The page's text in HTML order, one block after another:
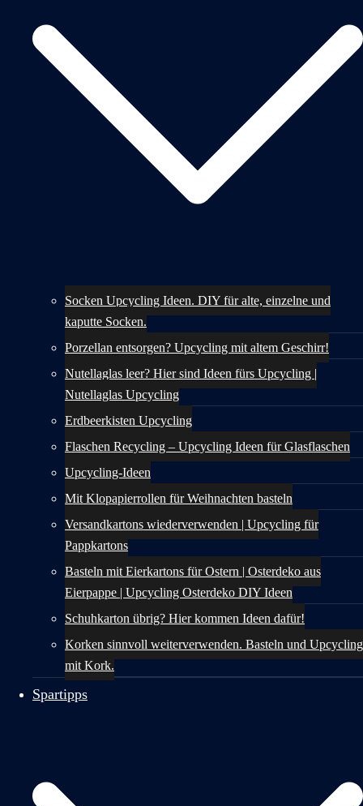
Socken Upcycling Ideen. DIY für alte, einzelne und
kaputte Socken.
Porzellan entsorgen? Upcycling mit altem Geschirr!
Nutellaglas leer? Hier sind Ideen fürs Upcycling |
Nutellaglas Upcycling
Erdbeerkisten Upcycling
Flaschen Recycling – Upcycling Ideen für Glasflaschen
Upcycling-Ideen
Mit Klopapierrollen für Weihnachten basteln
Versandkartons wiederverwenden | Upcycling für
Pappkartons
Basteln mit Eierkartons für Ostern | Osterdeko aus
Eierpappe | Upcycling Osterdeko DIY Ideen
Schuhkarton übrig? Hier kommen Ideen dafür!
Korken sinnvoll weiterverwenden. Basteln und Upcycling
mit Kork.
Spartipps